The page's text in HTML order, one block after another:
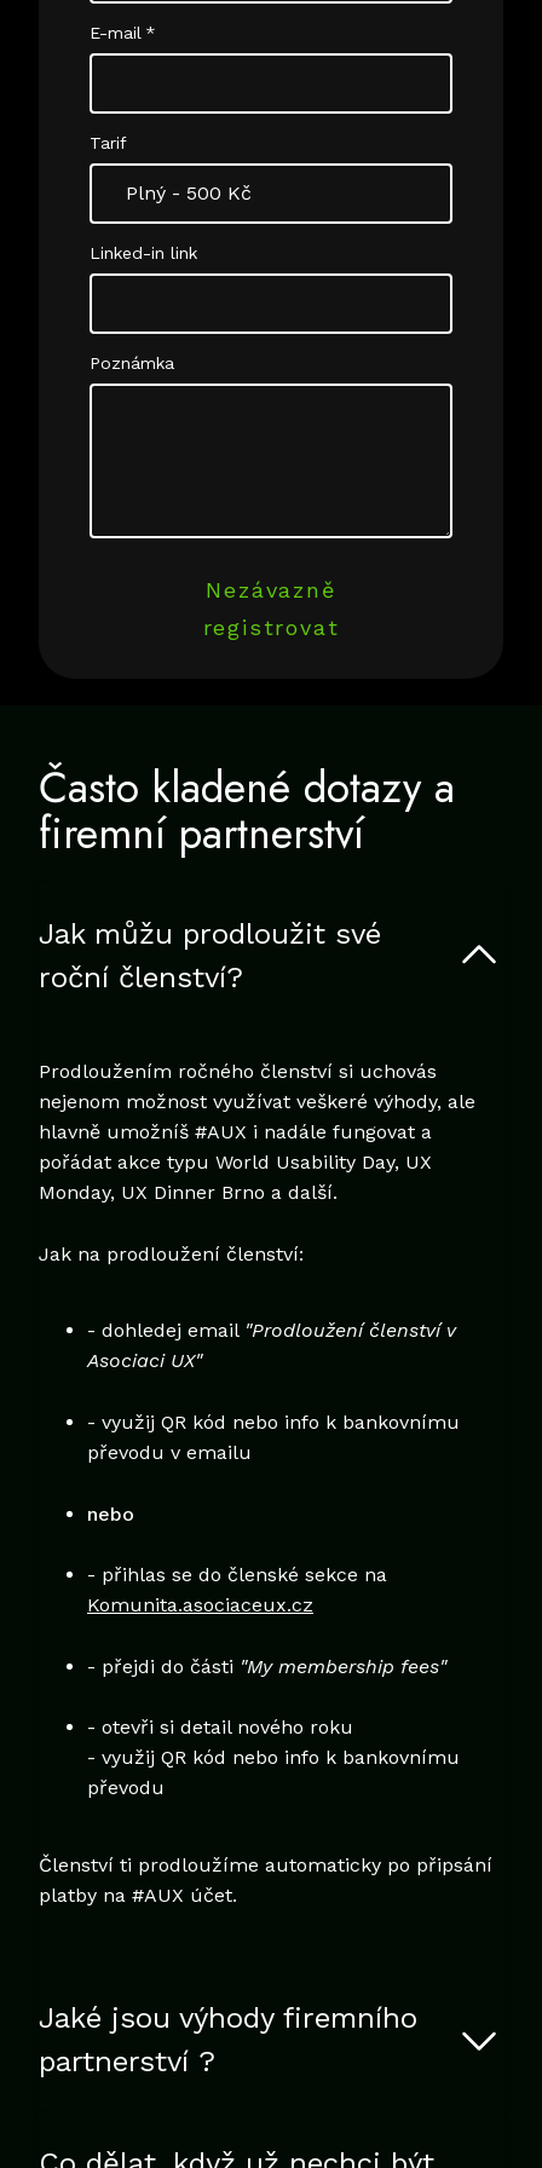
E-mail *
Tarif
Linked-in link
Poznámka
Nezávazně
registrovat
Často kladené dotazy a
firemní partnerství
Jak můžu prodloužit své
roční členství?
Prodloužením ročného členství si uchovás
nejenom možnost využívat veškeré výhody, ale
hlavně umožníš #AUX i nadále fungovat a
pořádat akce typu World Usability Day, UX
Monday, UX Dinner Brno a další.
Jak na prodloužení členství:
- dohledej email "Prodloužení členství v
Asociaci UX"
- využij QR kód nebo info k bankovnímu
převodu v emailu
nebo
- přihlas se do členské sekce na
Komunita.asociaceux.cz
- přejdi do části "My membership fees"
- otevři si detail nového roku
- využij QR kód nebo info k bankovnímu
převodu
Členství ti prodloužíme automaticky po připsání
platby na #AUX účet.
Jaké jsou výhody firemního
partnerství ?
Naši partneři pomáhají udržovat chod Asociace